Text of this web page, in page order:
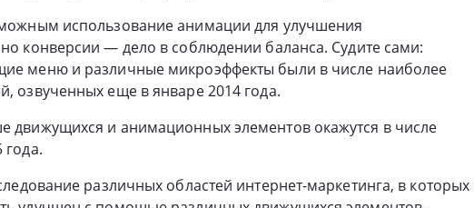
использование анимации для улучшения
конверсии — дело в соблюдении баланса. Судите сами:
меню и различные микроэффекты были в числе наиболее
озвученных еще в январе 2014 года.
и анимационных элементов окажутся в числе
года.
различных областей интернет-маркетинга, в которых